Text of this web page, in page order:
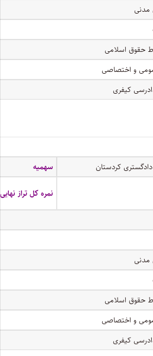
مدنی
حقوق اسلامی
و اختصاصی
کیفری
کردستان
سهمیه
نمره کل تراز نهایی
مدنی
حقوق اسلامی
و اختصاصی
کیفری